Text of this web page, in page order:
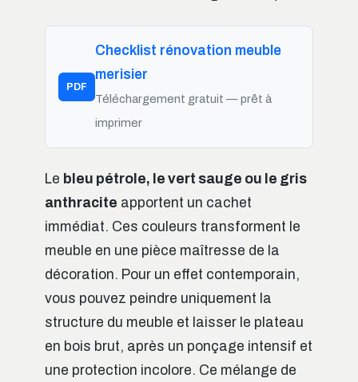
PDF
Checklist rénovation meuble
merisier
Téléchargement gratuit — prêt à
imprimer
Le bleu pétrole, le vert sauge ou le gris
anthracite apportent un cachet
immédiat. Ces couleurs transforment le
meuble en une pièce maîtresse de la
décoration. Pour un effet contemporain,
vous pouvez peindre uniquement la
structure du meuble et laisser le plateau
en bois brut, après un ponçage intensif et
une protection incolore. Ce mélange de